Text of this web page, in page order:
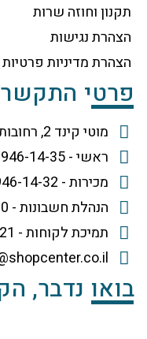
תקנון וחוזה שרות
הצהרת נגישות
הצהרת מדיניות פרטיות
פרטי
מוטי קינד 2, רחובות
ראשי - 08-946-14-35
מכירות - 08-946-14-32
הנהלת חשבונות - 08-669-04-80
תמיכת לקוחות - 08-946-14-21
בואו נדבר,